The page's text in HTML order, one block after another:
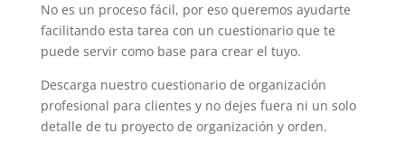
No es un proceso fácil, por eso queremos ayudarte
facilitando esta tarea con un cuestionario que te
puede servir como base para crear el tuyo.
Descarga nuestro cuestionario de organización
profesional para clientes y no dejes fuera ni un solo
detalle de tu proyecto de organización y orden.